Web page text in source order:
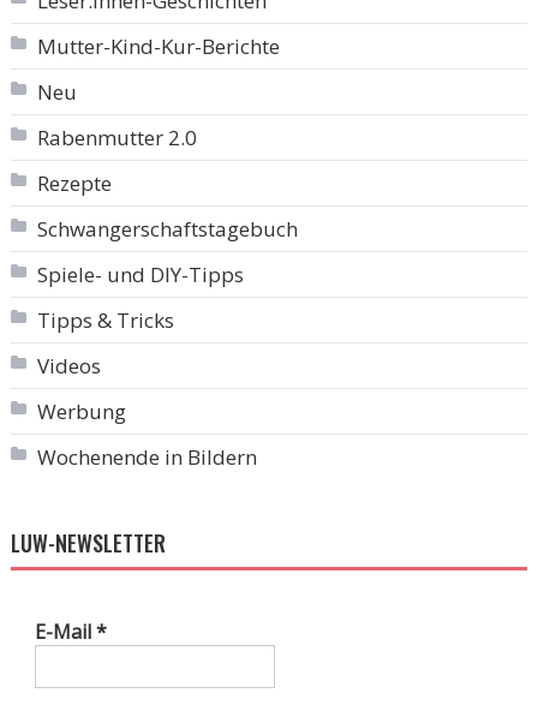
Mutter-Kind-Kur-Berichte
Neu
Rabenmutter 2.0
Rezepte
Schwangerschaftstagebuch
Spiele- und DIY-Tipps
Tipps & Tricks
Videos
Werbung
Wochenende in Bildern
LUW-NEWSLETTER
E-Mail*